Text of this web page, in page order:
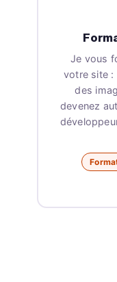
Je vous
votre site :
des
devenez